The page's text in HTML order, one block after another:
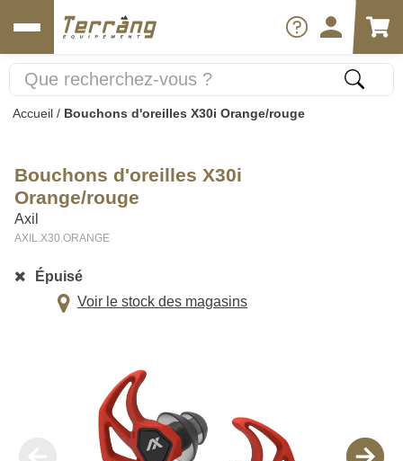
Accueil / Bouchons d'oreilles X30i Orange/rouge
Bouchons d'oreilles X30i
Orange/rouge
Axil
AXIL.X30.ORANGE
Épuisé
Voir le stock des magasins